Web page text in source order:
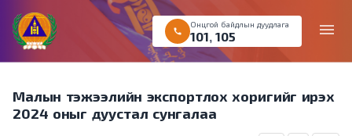
menu
call
Онцгой байдлын дуудлага
101 ,105
Малын тэжээлийн экспортлох хоригийг ирэх
2024 оныг дуустал сунгалаа